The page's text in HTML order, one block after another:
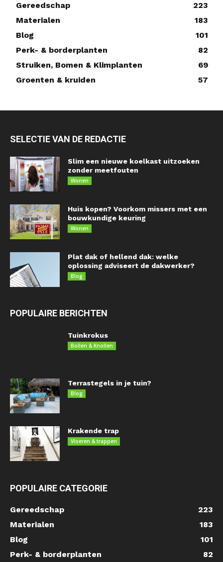
Gereedschap
223
Materialen
183
Blog
101
Perk- & borderplanten
82
Struiken, Bomen & Klimplanten
69
Groenten & kruiden
57
SELECTIE VAN DE REDACTIE
Slim een nieuwe koelkast uitzoeken
zonder meetfouten
Wonen
Huis kopen? Voorkom missers met een
bouwkundige keuring
Wonen
Plat dak of hellend dak: welke
oplossing adviseert de dakwerker?
Blog
POPULAIRE BERICHTEN
Tuinkrokus
Bollen & Knollen
Terrastegels in je tuin?
Blog
Krakende trap
Vloeren & trappen
POPULAIRE CATEGORIE
Gereedschap
223
Materialen
183
Blog
101
Perk- & borderplanten
82